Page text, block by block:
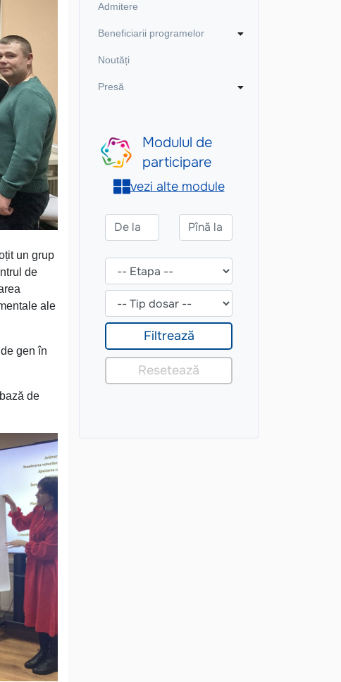
un grup
de
ale
gen în
de
Admitere
Beneficiarii programelor
Noutăți
Presă